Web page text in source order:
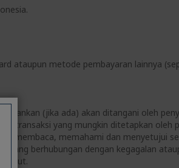
ataupun metode pembayaran lainnya
(jika ada) akan ditangani oleh
transaksi yang mungkin ditetapkan oleh
membaca, memahami dan menyetujui
berhubungan dengan kegagalan